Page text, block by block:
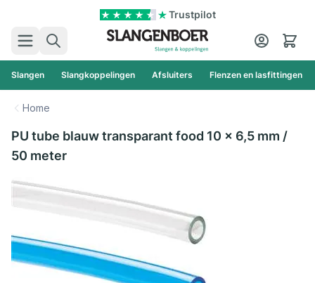
Trustpilot
Zoek
Cart
Slangen Slangkoppelingen Afsluiters Flenzen en lasfittingen
Home
PU tube blauw transparant food 10 x 6,5 mm /
50 meter